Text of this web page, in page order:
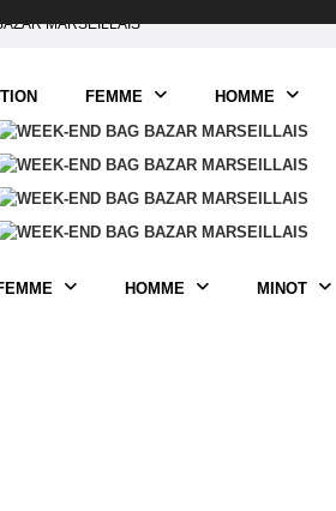
FEMME HOMME
HOMME MINOT
MARSEILLAIS